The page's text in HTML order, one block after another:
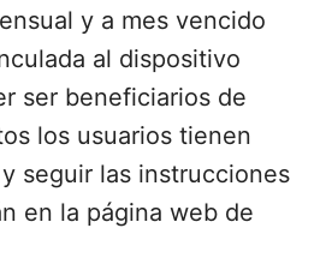
y a mes vencido
al dispositivo
ser beneficiarios de
los usuarios tienen
seguir las instrucciones
en la página web de